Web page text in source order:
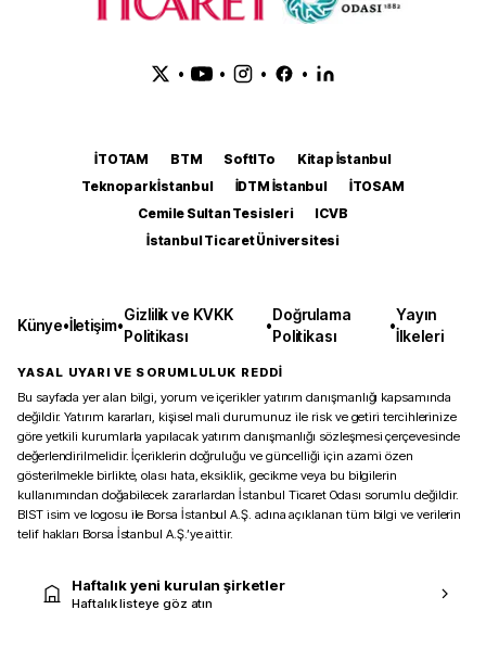
• • • •
İTOTAM BTM SoftITo
Kitap İstanbul
Teknopark İstanbul
İDTM İstanbul
İTOSAM
Cemile Sultan Tesisleri
ICVB
İstanbul Ticaret Üniversitesi
Künye•İletişim•
Gizlilik ve KVKK
Politikası
•
Doğrulama
Politikası
•
Yayın
İlkeleri
YASAL UYARI VE SORUMLULUK REDDİ
Bu sayfada yer alan bilgi, yorum ve içerikler yatırım danışmanlığı kapsamında
değildir. Yatırım kararları, kişisel mali durumunuz ile risk ve getiri tercihlerinize
göre yetkili kurumlarla yapılacak yatırım danışmanlığı sözleşmesi çerçevesinde
değerlendirilmelidir. İçeriklerin doğruluğu ve güncelliği için azami özen
gösterilmekle birlikte, olası hata, eksiklik, gecikme veya bu bilgilerin
kullanımından doğabilecek zararlardan İstanbul Ticaret Odası sorumlu değildir.
BIST isim ve logosu ile Borsa İstanbul A.Ş. adına açıklanan tüm bilgi ve verilerin
telif hakları Borsa İstanbul A.Ş.’ye aittir.
Haftalık yeni kurulan şirketler
Haftalık listeye göz atın